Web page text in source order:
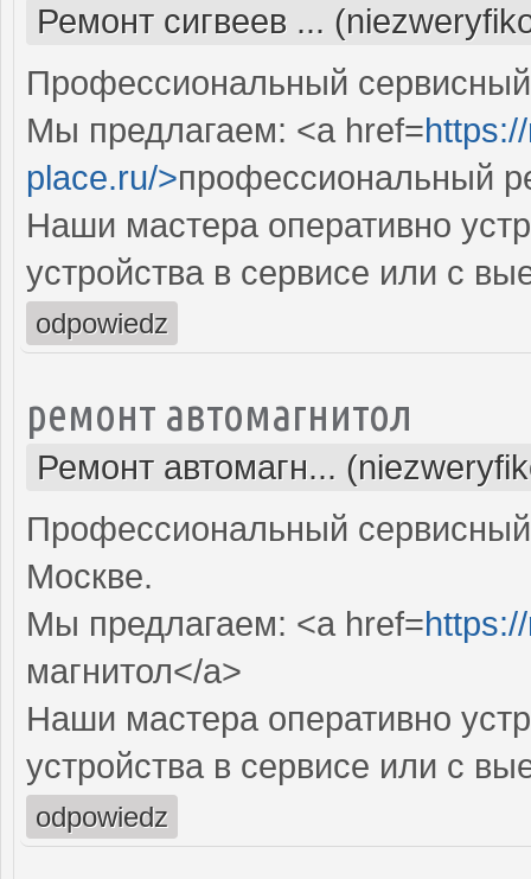
Ремонт сигвеев ...
Профессиональный
Мы предлагаем: <a href=
place.ru/>профессиональный
Наши мастера оперативно
устройства в сервисе или с
odpowiedz
ремонт автомагнитол
Ремонт автомагн...
Профессиональный
Москве.
Мы предлагаем: <a href=
магнитол</a>
Наши мастера оперативно
устройства в сервисе или с
odpowiedz